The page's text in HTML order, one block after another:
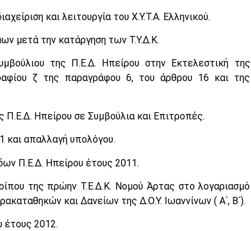
και λειτουργία του Χ.Υ.Τ.Α. Ελληνικού.
μετά την κατάργηση των Τ.Υ.Δ.Κ.
της Π.Ε.Δ. Ηπείρου στην Εκτελεστική της
ζ της παραγράφου 6, του άρθρου 16 και της
Ηπείρου σε Συμβούλια και Επιτροπές.
και απαλλαγή υπολόγου.
Π.Ε.Δ. Ηπείρου έτους 2011.
της πρώην Τ.Ε.Δ.Κ. Νομού Άρτας στο λογαριασμό
και Δανείων της Δ.Ο.Υ. Ιωαννίνων ( Α΄, Β΄).
έτους 2012.